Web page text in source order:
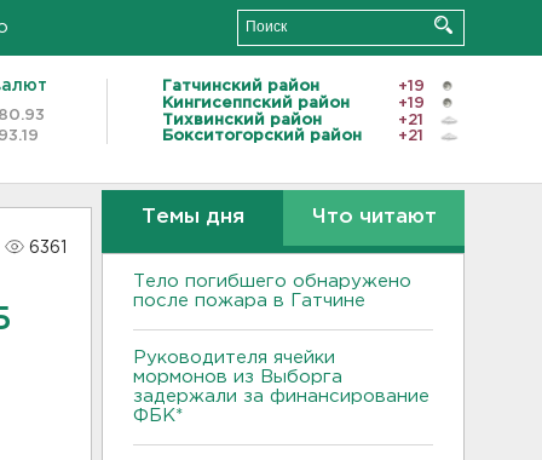
Гатчинский район
+19
Кингисеппский район
+19
Тихвинский район
+21
Бокситогорский район
+21
6361
Темы дня Что читают
Тело погибшего обнаружено
после пожара в Гатчине
Руководителя ячейки
мормонов из Выборга
задержали за финансирование
ФБК*